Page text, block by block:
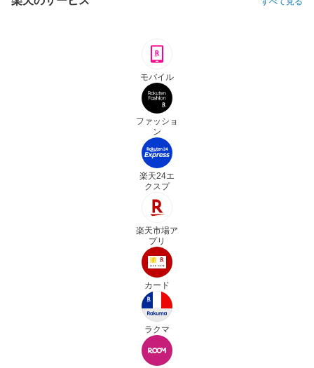
モバイル
ファッショ
ン
楽天24エ
クスプ
楽天市場ア
プリ
カード
ラクマ